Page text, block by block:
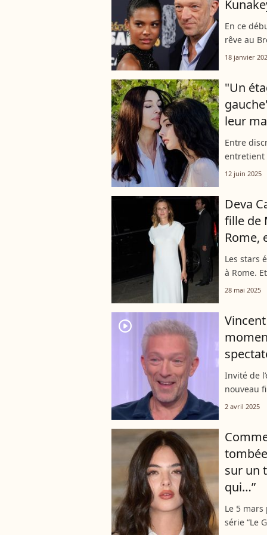
En ce
rêve au
Cassel.
18 janvier
"Un
leur
Entre
entretient
filles,
12 juin 2025
Deva
fille de
Rome,
Les stars
à Rome.
Cottin
28 mai 2025
player2
Invité de
nouveau
confier
2 avril 2025
sur un
qui…”
Le 5
série “Le